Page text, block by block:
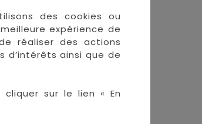
des cookies ou
expérience de
réaliser des actions
d’intérêts ainsi que de
cliquer sur le lien « En